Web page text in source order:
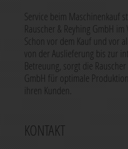
Service beim Maschinenkauf
Rauscher & Reyhing GmbH
Schon vor dem Kauf und vor
von der Auslieferung bis zur
Betreuung, sorgt die Rauscher
GmbH für optimale
ihren Kunden.
KONTAKT